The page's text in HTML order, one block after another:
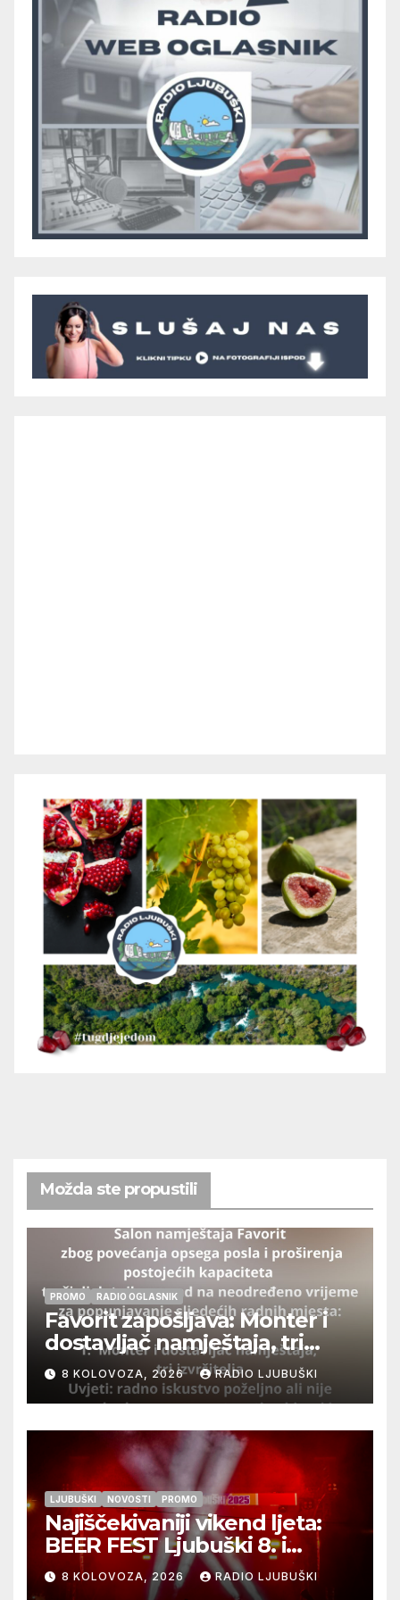
Možda ste propustili
PROMO RADIO OGLASNIK
Favorit zapošljava: Monter i
dostavljač namještaja, tri
izvršitelja
8 KOLOVOZA, 2026 RADIO LJUBUŠKI
LJUBUŠKI NOVOSTI PROMO
Najiščekivaniji vikend ljeta:
BEER FEST Ljubuški 8. i
9.kolovoza
8 KOLOVOZA, 2026 RADIO LJUBUŠKI